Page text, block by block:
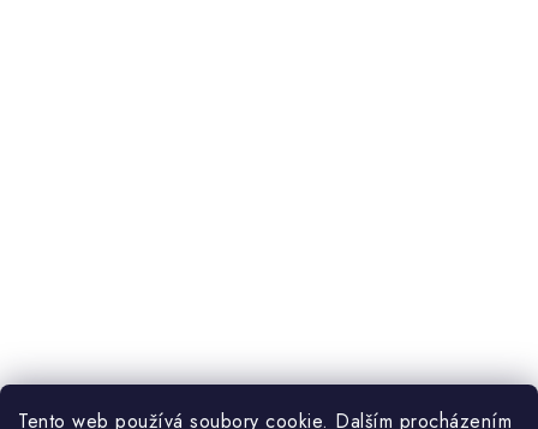
Tento web používá soubory cookie. Dalším procházením